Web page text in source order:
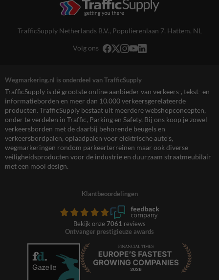
TrafficSupply Netherlands B.V., Populierenlaan 7, Hattem, NL
Volg ons
Wegmarkering.nl is onderdeel van TrafficSupply
TrafficSupply is dé grootste online aanbieder van verkeers-, tekst- en
informatieborden en meer dan 10.000 verkeersgerelateerde
producten. TrafficSupply bestaat uit meerdere webshopconcepten,
onder te verdelen in Traffic, Parking en Safety. Bij ons koop je zowel
verkeersborden met de daarbij behorende beugels en
verkeersbordpalen, oplaadpalen voor elektrische auto’s,
wegmarkeringen rondom parkeerterreinen maar ook diverse
veiligheidsproducten voor de industrie en duurzaam straatmeubilair
met een mooi design.
Klantbeoordelingen
Bekijk onze 7061 reviews
Ontvanger prestigieuze awards